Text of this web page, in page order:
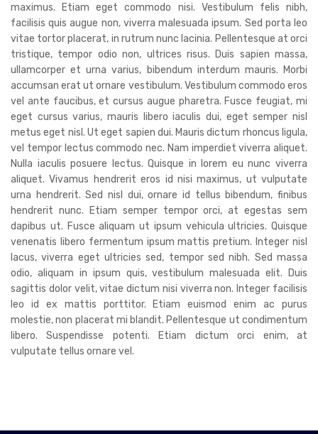
maximus. Etiam eget commodo nisi. Vestibulum felis nibh,
facilisis quis augue non, viverra malesuada ipsum. Sed porta leo
vitae tortor placerat, in rutrum nunc lacinia. Pellentesque at orci
tristique, tempor odio non, ultrices risus. Duis sapien massa,
ullamcorper et urna varius, bibendum interdum mauris. Morbi
accumsan erat ut ornare vestibulum. Vestibulum commodo eros
vel ante faucibus, et cursus augue pharetra. Fusce feugiat, mi
eget cursus varius, mauris libero iaculis dui, eget semper nisl
metus eget nisl. Ut eget sapien dui. Mauris dictum rhoncus ligula,
vel tempor lectus commodo nec. Nam imperdiet viverra aliquet.
Nulla iaculis posuere lectus. Quisque in lorem eu nunc viverra
aliquet. Vivamus hendrerit eros id nisi maximus, ut vulputate
urna hendrerit. Sed nisl dui, ornare id tellus bibendum, finibus
hendrerit nunc. Etiam semper tempor orci, at egestas sem
dapibus ut. Fusce aliquam ut ipsum vehicula ultricies. Quisque
venenatis libero fermentum ipsum mattis pretium. Integer nisl
lacus, viverra eget ultricies sed, tempor sed nibh. Sed massa
odio, aliquam in ipsum quis, vestibulum malesuada elit. Duis
sagittis dolor velit, vitae dictum nisi viverra non. Integer facilisis
leo id ex mattis porttitor. Etiam euismod enim ac purus
molestie, non placerat mi blandit. Pellentesque ut condimentum
libero. Suspendisse potenti. Etiam dictum orci enim, at
vulputate tellus ornare vel.